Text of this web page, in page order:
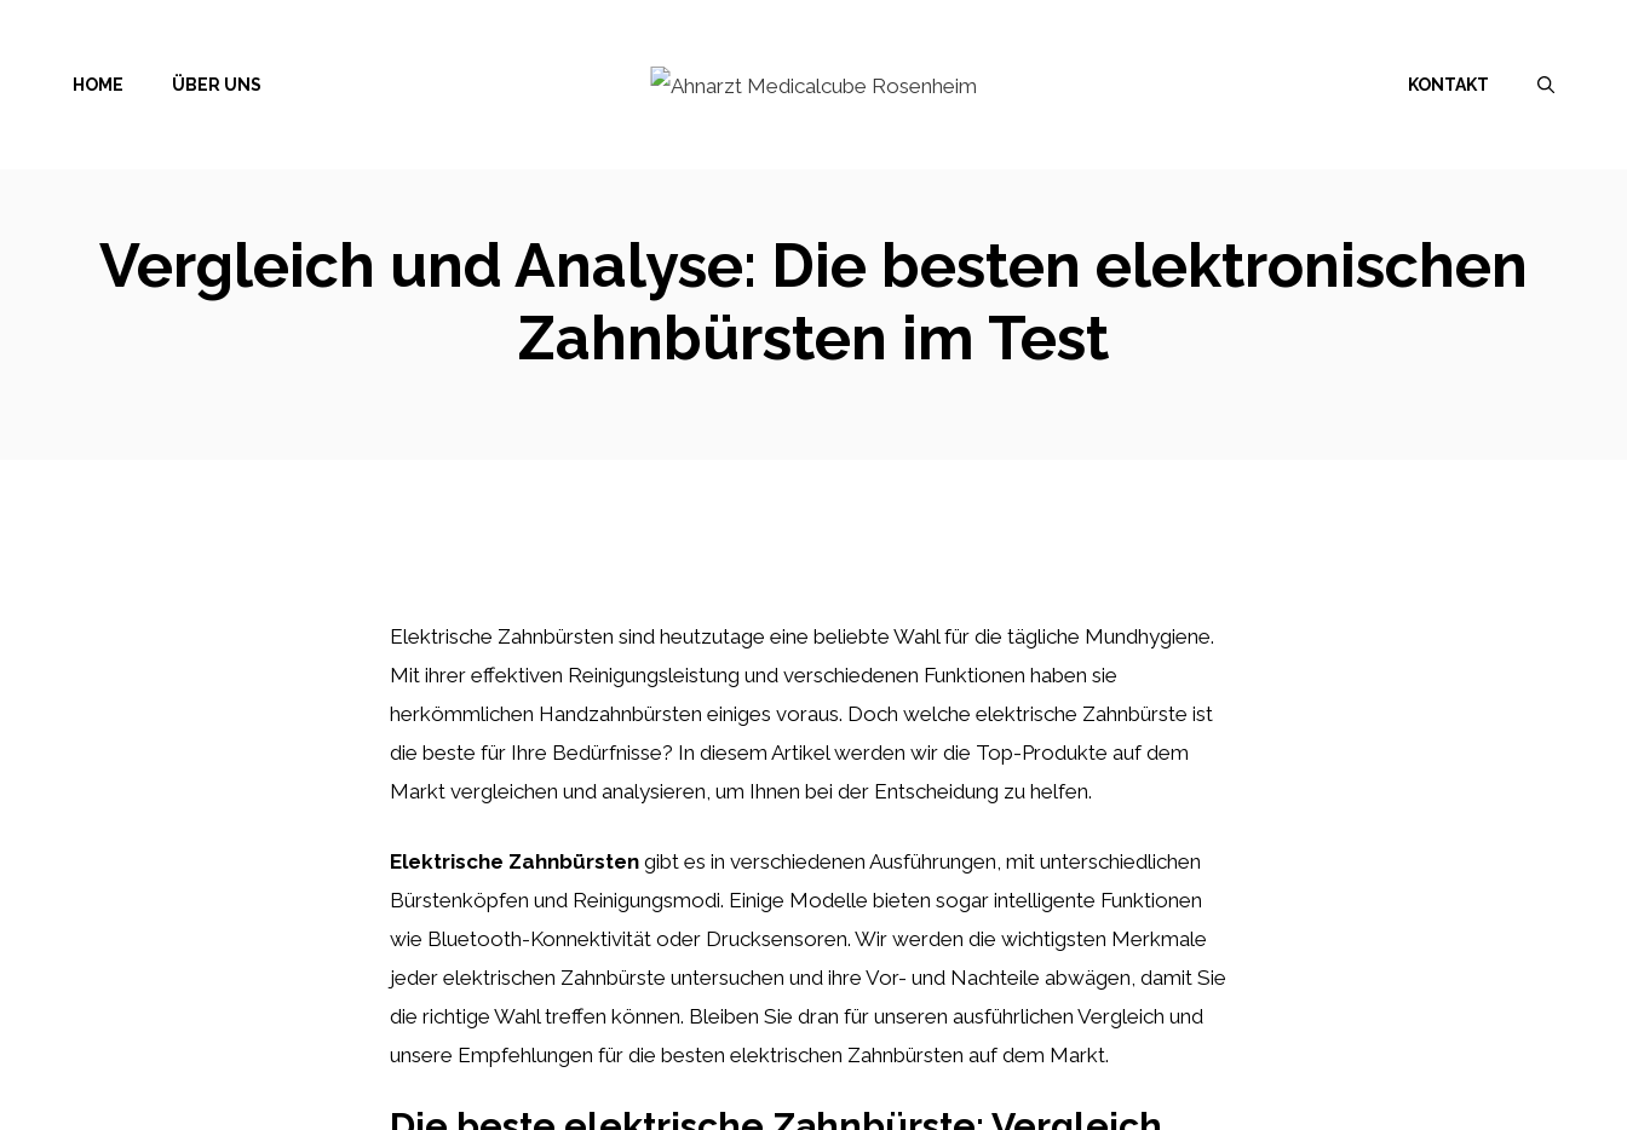
springenHOME ÜBER UNS KONTAKT
Vergleich und Analyse: Die besten elektronischen
Zahnbürsten im Test
Elektrische Zahnbürsten sind heutzutage eine beliebte Wahl für die tägliche Mundhygiene.
Mit ihrer effektiven Reinigungsleistung und verschiedenen Funktionen haben sie
herkömmlichen Handzahnbürsten einiges voraus. Doch welche elektrische Zahnbürste ist
die beste für Ihre Bedürfnisse? In diesem Artikel werden wir die Top-Produkte auf dem
Markt vergleichen und analysieren, um Ihnen bei der Entscheidung zu helfen.
Elektrische Zahnbürsten gibt es in verschiedenen Ausführungen, mit unterschiedlichen
Bürstenköpfen und Reinigungsmodi. Einige Modelle bieten sogar intelligente Funktionen
wie Bluetooth-Konnektivität oder Drucksensoren. Wir werden die wichtigsten Merkmale
jeder elektrischen Zahnbürste untersuchen und ihre Vor- und Nachteile abwägen, damit Sie
die richtige Wahl treffen können. Bleiben Sie dran für unseren ausführlichen Vergleich und
unsere Empfehlungen für die besten elektrischen Zahnbürsten auf dem Markt.